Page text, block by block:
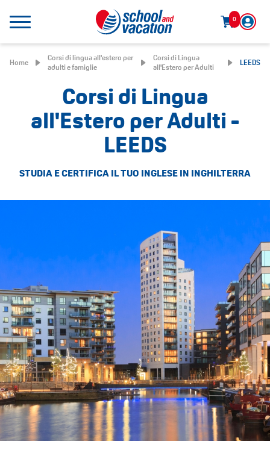
0
Home
Corsi di lingua all'estero per
adulti e famiglie
Corsi di Lingua
all'Estero per Adulti
LEEDS
Corsi di Lingua
all'Estero per Adulti -
LEEDS
STUDIA E CERTIFICA IL TUO INGLESE IN INGHILTERRA